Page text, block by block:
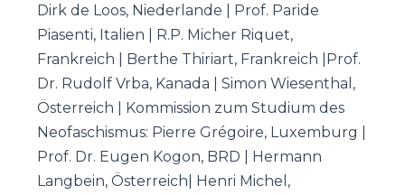
Dirk de Loos, Niederlande | Prof. Paride
Piasenti, Italien | R.P. Micher Riquet,
Frankreich | Berthe Thiriart, Frankreich |Prof.
Dr. Rudolf Vrba, Kanada | Simon Wiesenthal,
Österreich | Kommission zum Studium des
Neofaschismus: Pierre Grégoire, Luxemburg |
Prof. Dr. Eugen Kogon, BRD | Hermann
Langbein, Österreich| Henri Michel,